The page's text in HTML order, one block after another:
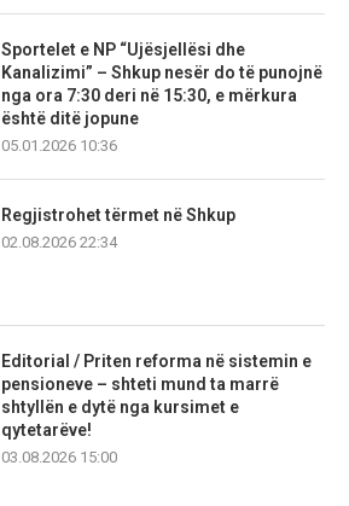
Sportelet e NP “Ujësjellësi dhe
Kanalizimi” – Shkup nesër do të punojnë
nga ora 7:30 deri në 15:30, e mërkura
është ditë jopune
05.01.2026 10:36
Regjistrohet tërmet në Shkup
02.08.2026 22:34
Editorial / Priten reforma në sistemin e
pensioneve – shteti mund ta marrë
shtyllën e dytë nga kursimet e
qytetarëve!
03.08.2026 15:00